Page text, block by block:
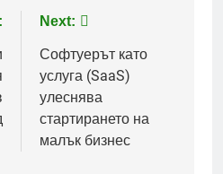
Next:
Софтуерът като
услуга (SaaS)
улеснява
стартирането на
малък бизнес